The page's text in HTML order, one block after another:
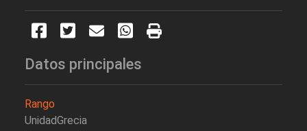
Datos principales
Rango
UnidadGrecia